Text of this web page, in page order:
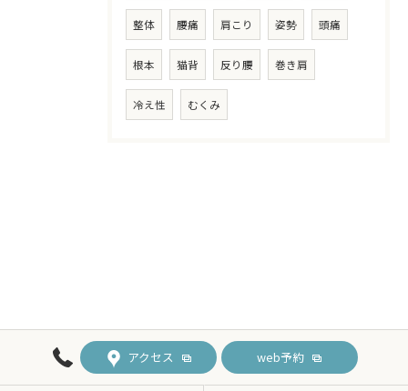
整体 腰痛 肩こり 姿勢 頭痛
根本 猫背 反り腰 巻き肩
冷え性 むくみ
アクセス web予約